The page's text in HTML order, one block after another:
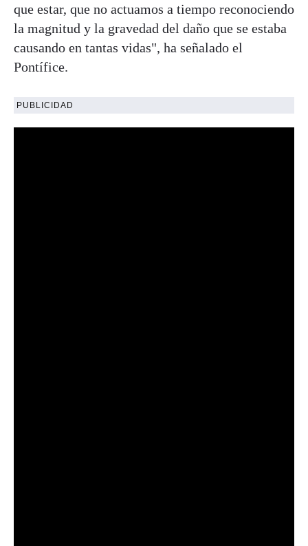
que estar, que no actuamos a tiempo reconociendo
la magnitud y la gravedad del daño que se estaba
causando en tantas vidas", ha señalado el
Pontífice.
PUBLICIDAD